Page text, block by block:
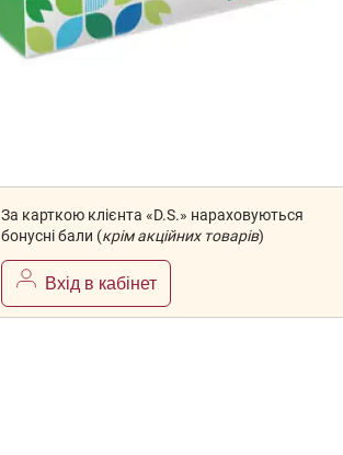
За карткою клієнта «D.S.» нараховуються
бонусні бали (крім акційних товарів)
Вхід в кабінет